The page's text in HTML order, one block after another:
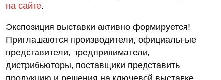
на сайте.
Экспозиция выставки активно формируется!
Приглашаются производители, официальные
представители, предприниматели,
дистрибьюторы, поставщики представить
продукцию и решения на ключевой выставке